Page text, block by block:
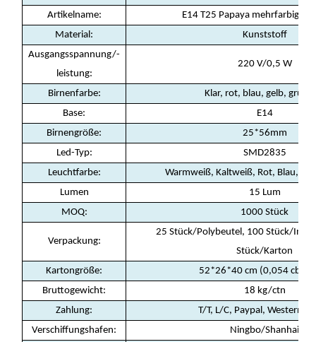
Artikelname:
E14 T25 Papaya mehrfarbige
Material:
Kunststoff
Ausgangsspannung/-
leistung:
220 V/0,5 W
Birnenfarbe:
Klar, rot, blau, gelb, grün,
Base:
E14
Birnengröße:
25*56mm
Led-Typ:
SMD2835
Leuchtfarbe:
Warmweiß, Kaltweiß, Rot, Blau,
Lumen
15 Lum
MOQ: 1000 Stück
Verpackung:
25 Stück/Polybeutel, 100 Stück/
Stück/Karton
Kartongröße:
52*26*40 cm (0,054 cbm/
Bruttogewicht:
18 kg/ctn
Zahlung:
T/T, L/C, Paypal, Western
Verschiffungshafen: Ningbo/Shanhai